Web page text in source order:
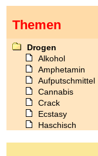
Themen
Drogen
Alkohol
Amphetamin
Aufputschmittel
Cannabis
Crack
Ecstasy
Haschisch